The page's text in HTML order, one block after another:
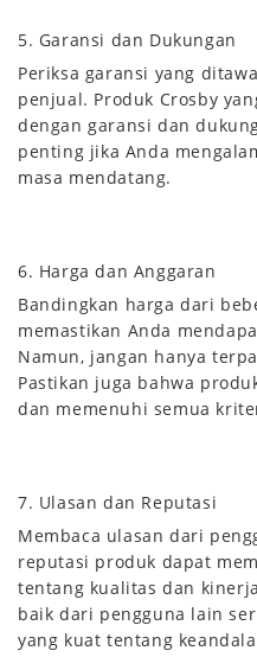
5. Garansi dan Dukungan
Periksa garansi yang
penjual. Produk Crosby
dengan garansi dan
penting jika Anda
masa mendatang.
6. Harga dan Anggaran
Bandingkan harga dari
memastikan Anda
Namun, jangan hanya
Pastikan juga bahwa
dan memenuhi semua
7. Ulasan dan Reputasi
Membaca ulasan dari
reputasi produk dapat
tentang kualitas dan
baik dari pengguna lain
yang kuat tentang